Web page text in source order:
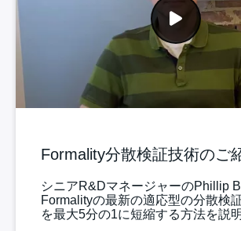
Formality分散検証技術のご
シニアR&DマネージャーのPhillip
Formalityの最新の適応型の分散検
を最大5分の1に短縮する方法を説